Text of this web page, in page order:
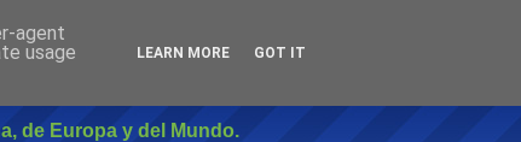
de Europa y del Mundo.
agent
usage
LEARN MORE GOT IT